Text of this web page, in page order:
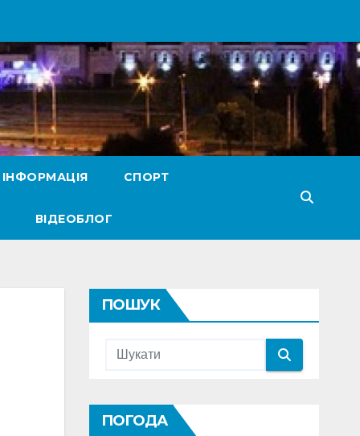
СПОРТ
ВІДЕОБЛОГ
ПОШУК
ПОГОДА